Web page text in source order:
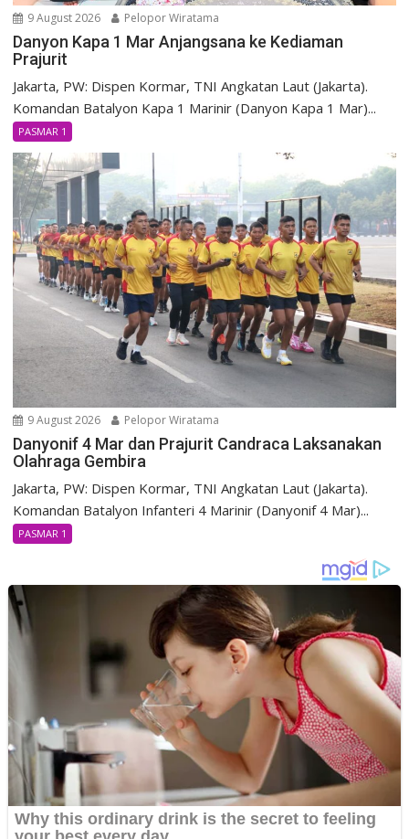
9 August 2026 Pelopor Wiratama
Danyon Kapa 1 Mar Anjangsana ke Kediaman
Prajurit
Jakarta, PW: Dispen Kormar, TNI Angkatan Laut (Jakarta).
Komandan Batalyon Kapa 1 Marinir (Danyon Kapa 1 Mar)...
PASMAR 1
9 August 2026 Pelopor Wiratama
Danyonif 4 Mar dan Prajurit Candraca Laksanakan
Olahraga Gembira
Jakarta, PW: Dispen Kormar, TNI Angkatan Laut (Jakarta).
Komandan Batalyon Infanteri 4 Marinir (Danyonif 4 Mar)...
PASMAR 1